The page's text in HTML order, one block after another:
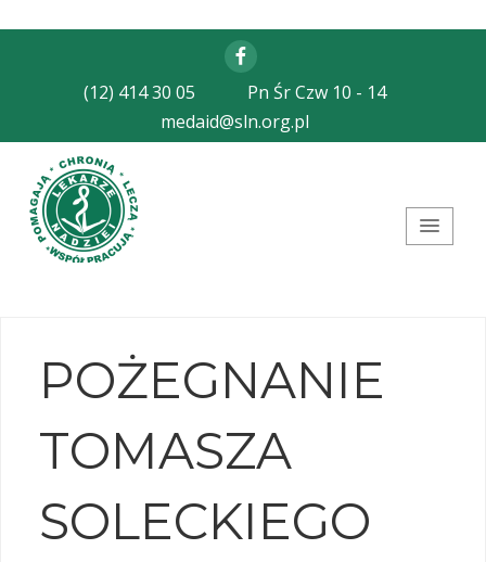
Facebook
(12) 414 30 05
Pn Śr Czw 10 - 14
medaid@sln.org.pl
POŻEGNANIE
TOMASZA
SOLECKIEGO